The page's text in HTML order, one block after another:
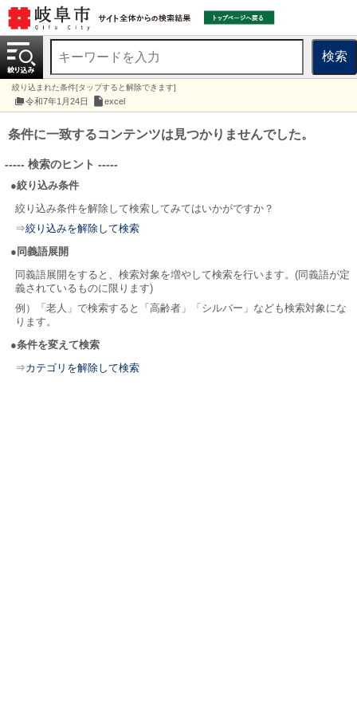
検索
絞り込まれた条件[タップすると解除できます]
令和7年1月24日 excel
条件に一致するコンテンツは見つかりませんでした。
----- 検索のヒント -----
●絞り込み条件
絞り込み条件を解除して検索してみてはいかがですか？
⇒絞り込みを解除して検索
●同義語展開
同義語展開をすると、検索対象を増やして検索を行います。(同義語が定
義されているものに限ります)
例）「老人」で検索すると「高齢者」「シルバー」なども検索対象にな
ります。
●条件を変えて検索
⇒カテゴリを解除して検索